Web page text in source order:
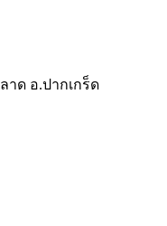
าด อ.ปากเกร็ด